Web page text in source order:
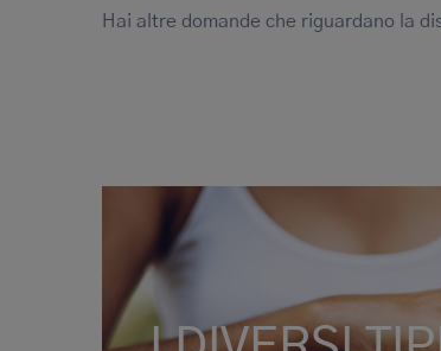
Hai altre domande che riguardano la